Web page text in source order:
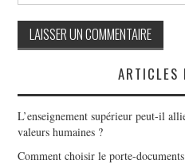
ARTICLES
L’enseignement supérieur peut-il
valeurs humaines ?
Comment choisir le porte-